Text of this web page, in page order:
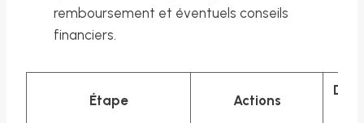
remboursement et éventuels conseils
financiers.
Étape Actions